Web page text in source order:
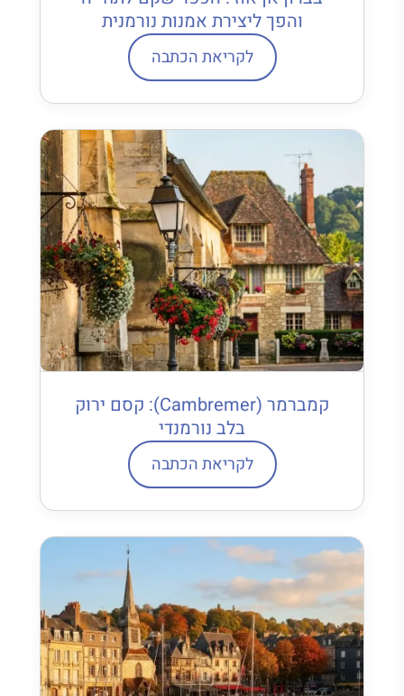
והפך ליצירת אמנות נורמנית
לקריאת הכתבה
קמברמר (Cambremer): קסם ירוק
בלב נורמנדי
לקריאת הכתבה